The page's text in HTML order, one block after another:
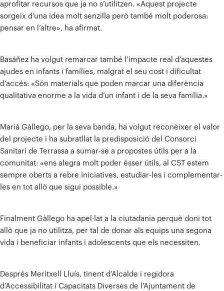
aprofitar recursos que ja no s’utilitzen. «Aquest projecte
sorgeix d’una idea molt senzilla però també molt poderosa:
pensar en l’altre», ha afirmat.
Basáñez ha volgut remarcar també l’impacte real d’aquestes
ajudes en infants i famílies, malgrat el seu cost i dificultat
d’accés: «Són materials que poden marcar una diferència
qualitativa enorme a la vida d’un infant i de la seva família.»
Marià Gàllego, per la seva banda, ha volgut reconèixer el valor
del projecte i ha subratllat la predisposició del Consorci
Sanitari de Terrassa a sumar-se a propostes útils per a la
comunitat: «ens alegra molt poder ésser útils, al CST estem
sempre oberts a rebre iniciatives, estudiar-les i complementar-
les en tot allò que sigui possible.»
Finalment Gàllego ha apel·lat a la ciutadania perquè doni tot
allò que ja no utilitza, per tal de donar als equips una segona
vida i beneficiar infants i adolescents que els necessiten.
Després Meritxell Lluís, tinent d’Alcalde i regidora
d’Accessibilitat i Capacitats Diverses de l’Ajuntament de